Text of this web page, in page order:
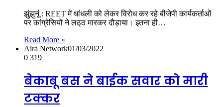
झुुंझुनूंं : REET में धांधली को लेकर विरोध कर रहे बीजेपी कार्यकर्ताओं
पर कांग्रेसियों ने लठ्‌ठ मारकर दौड़ाया। इतना ही…
Read More »
Aira Network01/03/2022
0 319
बेकाबू बस ने बाईक सवार को मारी
टक्कर